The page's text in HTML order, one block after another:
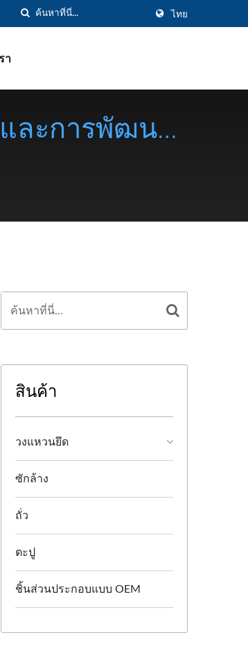
ไทย
า
ละการพัฒนา
สินค้า
วงแหวนยึด
ซักล้าง
ถั่ว
ตะปู
ชิ้นส่วนประกอบแบบ OEM